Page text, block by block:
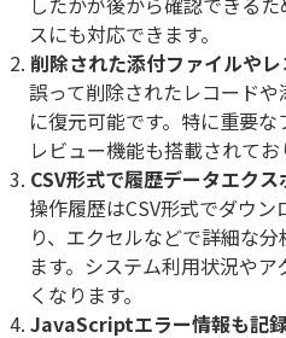
スにも対応できます。
削除された添付ファイルや
誤って削除されたレコード
に復元可能です。特に重要
レビュー機能も搭載されてお
CSV形式で履歴データエクス
操作履歴はCSV形式でダウ
り、エクセルなどで詳細な
ます。システム利用状況や
くなります。
JavaScriptエラー情報も記